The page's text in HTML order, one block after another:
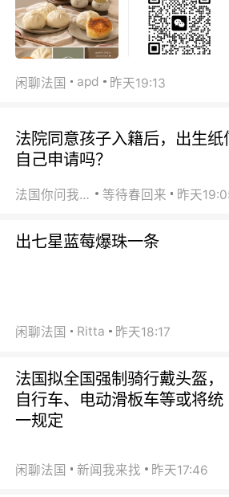
闲聊法国 apd 昨天19:13
法院同意孩子入籍后，出生
自己申请吗？
法国你问我答 等待春回来 昨天
出七星蓝莓爆珠一条
闲聊法国 Ritta 昨天18:17
法国拟全国强制骑行戴头盔，
自行车、电动滑板车等或将统
一规定
闲聊法国 新闻我来找 昨天17:46